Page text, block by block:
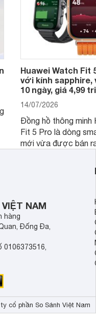
Huawei Watch Fit
với kính sapphire,
10 ngày, giá 4,99
14/07/2026
Đồng hồ thông minh
Fit 5 Pro là dòng
mới vừa được bán
huy thế mạnh từ
thiết kế thời thượng
NAM
hàng
Đống Đa,
0106373516,
cổ phần So Sánh Việt Nam